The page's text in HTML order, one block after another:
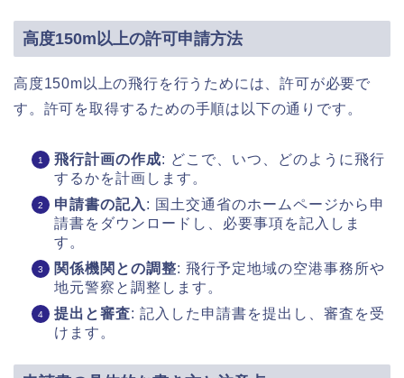
高度150m以上の許可申請方法
高度150m以上の飛行を行うためには、許可が必要で
す。許可を取得するための手順は以下の通りです。
飛行計画の作成: どこで、いつ、どのように飛行
するかを計画します。
申請書の記入 : 国土交通省のホームページから申
請書をダウンロードし、必要事項を記入しま
す。
関係機関との調整: 飛行予定地域の空港事務所や
地元警察と調整します。
提出と審査: 記入した申請書を提出し、審査を受
けます。